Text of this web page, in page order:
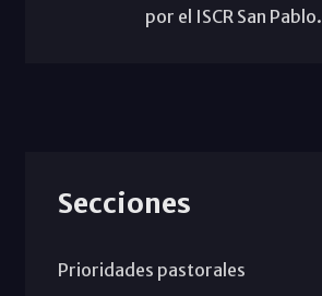
por el ISCR San Pablo.
Secciones
Prioridades pastorales